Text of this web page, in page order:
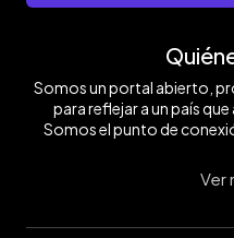
Somos un portal abierto,
para reflejar a un país que
Somos el punto de
Ver